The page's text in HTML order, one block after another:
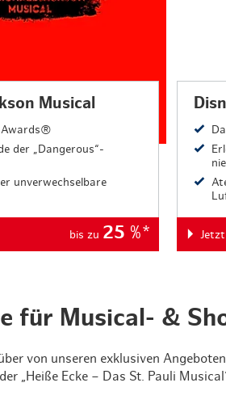
Musical
Awards®
der „Dangerous“-
unverwechselbare
bis zu 25 %*
für Musical- &
von unseren exklusiven
„Heiße Ecke – Das St. Pauli